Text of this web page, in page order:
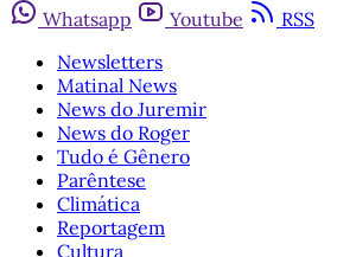
Whatsapp
Youtube
RSS
Newsletters
Matinal News
News do Juremir
News do Roger
Tudo é Gênero
Parêntese
Climática
Reportagem
Cultura